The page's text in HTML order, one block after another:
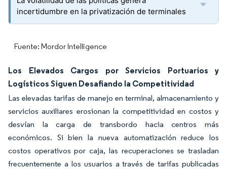
incertidumbre en la privatización de terminales
Fuente: Mordor Intelligence
Los Elevados Cargos por Servicios Portuarios y
Logísticos Siguen Desafiando la Competitividad
Las elevadas tarifas de manejo en terminal, almacenamiento y
servicios auxiliares erosionan la competitividad en costos y
desvían la carga de transbordo hacia centros más
económicos. Si bien la nueva automatización reduce los
costos operativos por caja, las recuperaciones se trasladan
frecuentemente a los usuarios a través de tarifas publicadas